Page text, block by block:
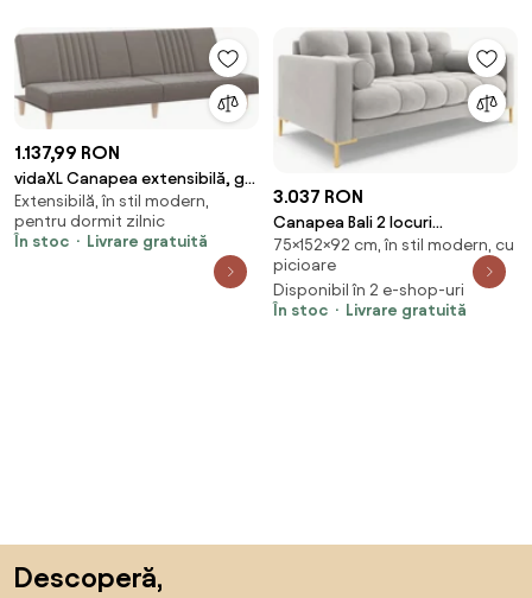
1.137,99 RON
vidaXL Canapea extensibilă, gri
taupe, material textil
Extensibilă, în stil modern,
pentru dormit zilnic
În stoc
Livrare gratuită
3.037 RON
Canapea Bali 2 locuri
velvet/picioare gold – L152 x l92
x h75
75×152×92 cm, în stil modern, cu
picioare
Disponibil în 2 e-shop-uri
În stoc
Livrare gratuită
Descoperă,